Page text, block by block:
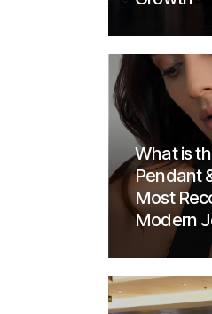
What is
Pendant
Most
Modern